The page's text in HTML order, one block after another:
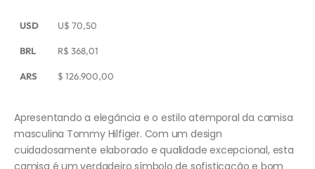
USD U$ 70,50
BRL R$ 368,01
ARS $ 126.900,00
Apresentando a elegância e o estilo atemporal da camisa
masculina Tommy Hilfiger. Com um design
cuidadosamente elaborado e qualidade excepcional, esta